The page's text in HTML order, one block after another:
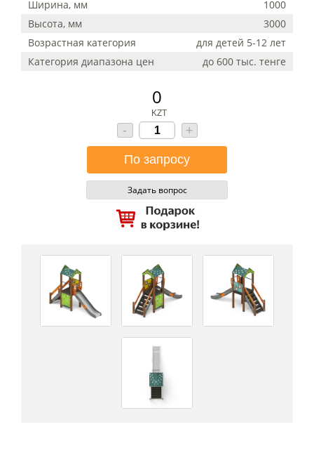
Ширина, мм
1000
Высота, мм
3000
Возрастная категория
для детей 5-12 лет
Категория диапазона цен
до 600 тыс. тенге
0
KZT
- +
Задать вопрос